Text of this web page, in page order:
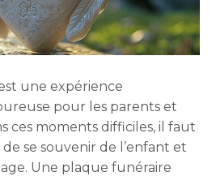
une expérience
pour les parents et
ces moments difficiles, il faut
se souvenir de l’enfant et
Une plaque funéraire